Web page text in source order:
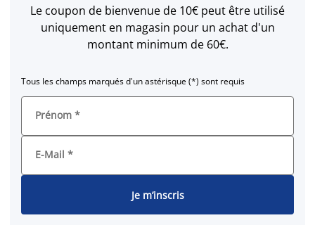
Le coupon de bienvenue de 10€ peut être utilisé
uniquement en magasin pour un achat d'un
montant minimum de 60€.
Tous les champs marqués d'un astérisque (*) sont requis
Prénom *
E-Mail *
Je m’inscris